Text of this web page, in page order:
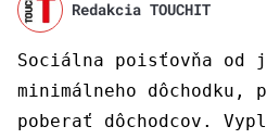
Redakcia TOUCHIT
Sociálna poisťovňa od
minimálneho dôchodku,
poberať dôchodcov.